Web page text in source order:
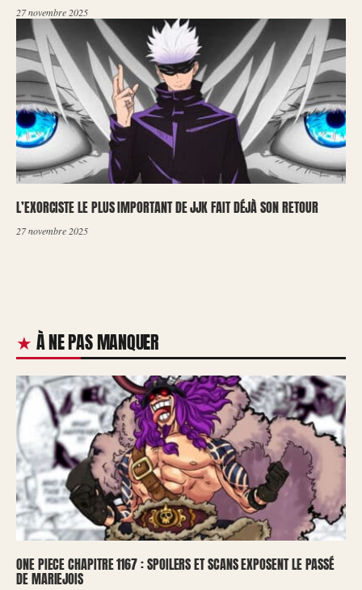
27 novembre 2025
L’EXORCISTE LE PLUS IMPORTANT DE JJK FAIT DÉJÀ SON RETOUR
27 novembre 2025
À NE PAS MANQUER
ONE PIECE CHAPITRE 1167 : SPOILERS ET SCANS EXPOSENT LE PASSÉ
DE MARIEJOIS